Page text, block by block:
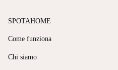
SPOTAHOME
Come funziona
Chi siamo